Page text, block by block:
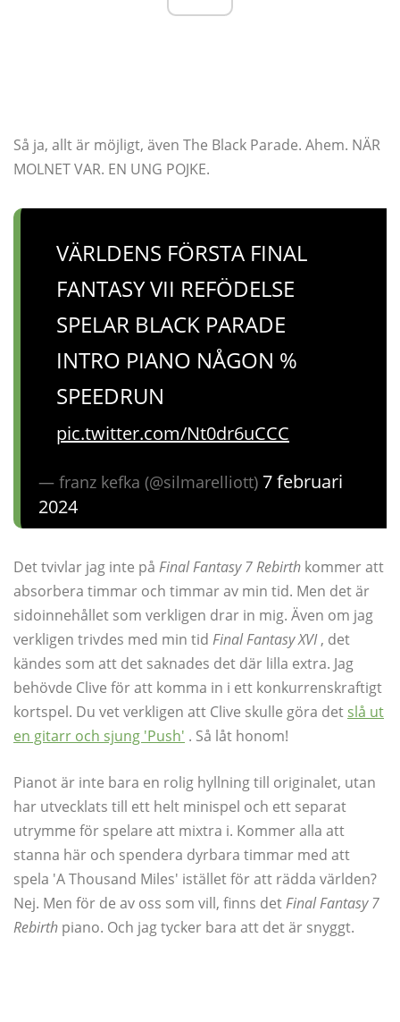
Så ja, allt är möjligt, även The Black Parade. Ahem. NÄR
MOLNET VAR. EN UNG POJKE.
VÄRLDENS FÖRSTA FINAL
FANTASY VII REFÖDELSE
SPELAR BLACK PARADE
INTRO PIANO NÅGON %
SPEEDRUN
pic.twitter.com/Nt0dr6uCCC
— franz kefka (@silmarelliott) 7 februari
2024
Det tvivlar jag inte på Final Fantasy 7 Rebirth kommer att
absorbera timmar och timmar av min tid. Men det är
sidoinnehållet som verkligen drar in mig. Även om jag
verkligen trivdes med min tid Final Fantasy XVI, det
kändes som att det saknades det där lilla extra. Jag
behövde Clive för att komma in i ett konkurrenskraftigt
kortspel. Du vet verkligen att Clive skulle göra det slå ut
en gitarr och sjung 'Push' . Så låt honom!
Pianot är inte bara en rolig hyllning till originalet, utan
har utvecklats till ett helt minispel och ett separat
utrymme för spelare att mixtra i. Kommer alla att
stanna här och spendera dyrbara timmar med att
spela 'A Thousand Miles' istället för att rädda världen?
Nej. Men för de av oss som vill, finns detFinal Fantasy 7
Rebirth piano. Och jag tycker bara att det är snyggt.